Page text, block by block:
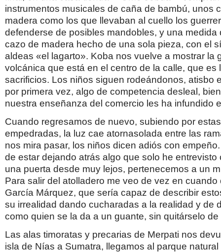
instrumentos musicales de caña de bambú, unos
madera como los que llevaban al cuello los
defenderse de posibles mandobles, y una medida
cazo de madera hecho de una sola pieza, con el
aldeas «el lagarto». Koba nos vuelve a mostrar la
volcánica que está en el centro de la calle, que es
sacrificios. Los niños siguen rodeándonos, atisbo
por primera vez, algo de competencia desleal,
nuestra enseñanza del comercio les ha infundido
Cuando regresamos de nuevo, subiendo por
empedradas, la luz cae atornasolada entre las
nos mira pasar, los niños dicen adiós con
de estar dejando atrás algo que solo he entrevisto
una puerta desde muy lejos, pertenecemos a un
Para salir del atolladero me veo de vez en cuando
García Márquez, que sería capaz de describir
su irrealidad dando cucharadas a la realidad y de
como quien se la da a un guante, sin quitárselo de
Las alas timoratas y precarias de Merpati nos
isla de Nías a Sumatra, llegamos al parque